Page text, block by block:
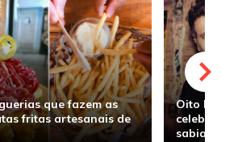
que fazem as
fritas artesanais de
Oito
sabia